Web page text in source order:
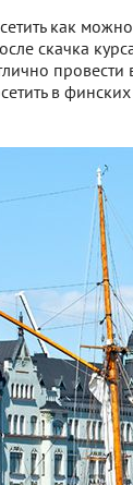
как
скачка
провести
в